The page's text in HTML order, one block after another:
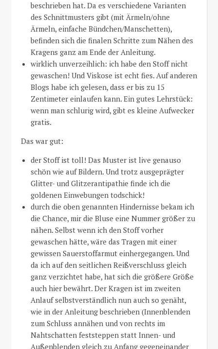
beschrieben hat. Da es verschiedene Varianten
des Schnittmusters gibt (mit Ärmeln/ohne
Ärmeln, einfache Bündchen/Manschetten),
befinden sich die finalen Schritte zum Nähen des
Kragens ganz am Ende der Anleitung.
wirklich unverzeihlich: ich habe den Stoff nicht
gewaschen! Und Viskose ist echt fies. Auf anderen
Blogs habe ich gelesen, dass er bis zu 15
Zentimeter einlaufen kann. Ein gutes Lehrstück:
wenn man schlurig wird, gibt es kleine Aufwecker
gratis.
Das war gut:
der Stoff ist toll! Das Muster ist live genauso
schön wie auf Bildern. Und trotz ausgeprägter
Glitter- und Glitzerantipathie finde ich die
goldenen Einwebungen todschick!
durch die oben genannten Hindernisse bekam ich
die Chance, mir die Bluse eine Nummer größer zu
nähen. Selbst wenn ich den Stoff vorher
gewaschen hätte, wäre das Tragen mit einer
gewissen Sauerstoffarmut einhergegangen. Und
da ich auf den seitlichen Reißverschluss gleich
ganz verzichtet habe, hat sich die größere Größe
auch hier bewährt. Der Kragen ist im zweiten
Anlauf selbstverständlich nun auch so genäht,
wie in der Anleitung beschrieben (Innenblenden
zum Schluss annähen und von rechts im
Nahtschatten feststeppen statt Innen- und
Außenblenden gleich zu Anfang gegeneinander